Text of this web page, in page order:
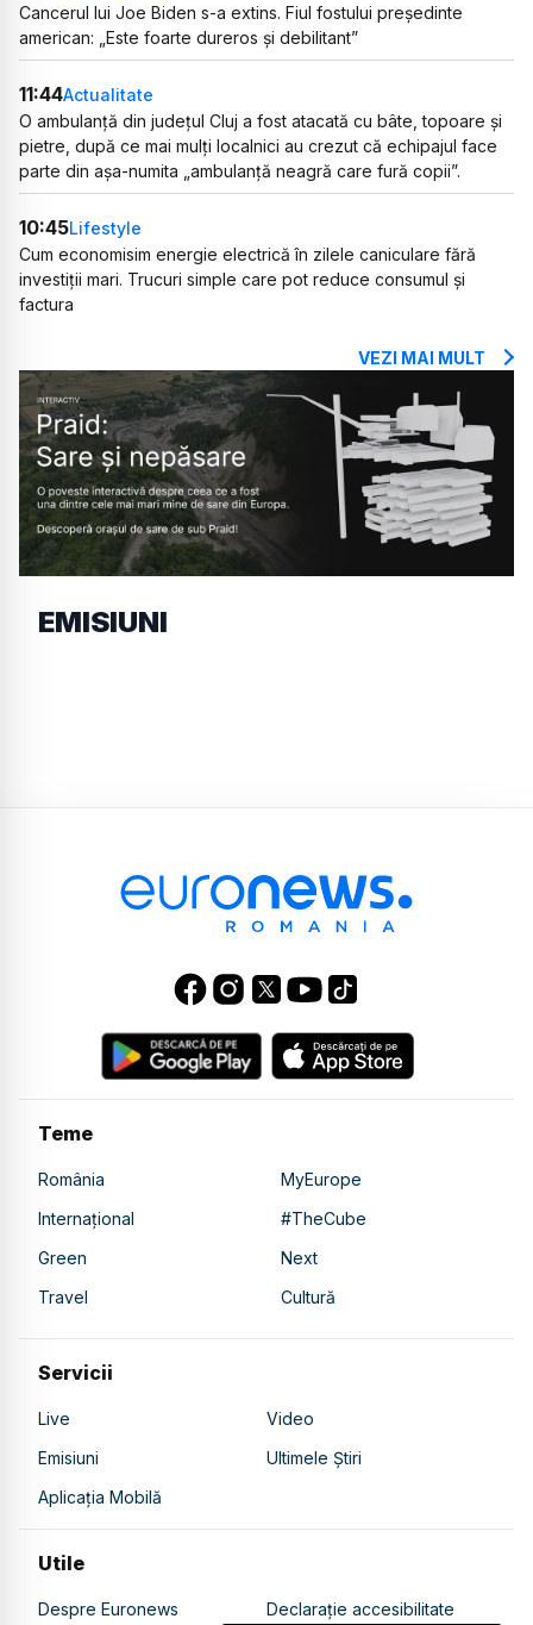
Cancerul lui Joe Biden s-a extins. Fiul fostului președinte
american: „Este foarte dureros și debilitant”
11:44Actualitate
O ambulanță din județul Cluj a fost atacată cu bâte, topoare și
pietre, după ce mai mulți localnici au crezut că echipajul face
parte din așa-numita „ambulanță neagră care fură copii”.
10:45Lifestyle
Cum economisim energie electrică în zilele caniculare fără
investiții mari. Trucuri simple care pot reduce consumul și
factura
VEZI MAI MULT
EMISIUNI
Teme
România
MyEurope
Internațional
#TheCube
Green
Next
Travel
Cultură
Servicii
Live
Video
Emisiuni
Ultimele Știri
Aplicația Mobilă
Utile
Despre Euronews Declarație accesibilitate